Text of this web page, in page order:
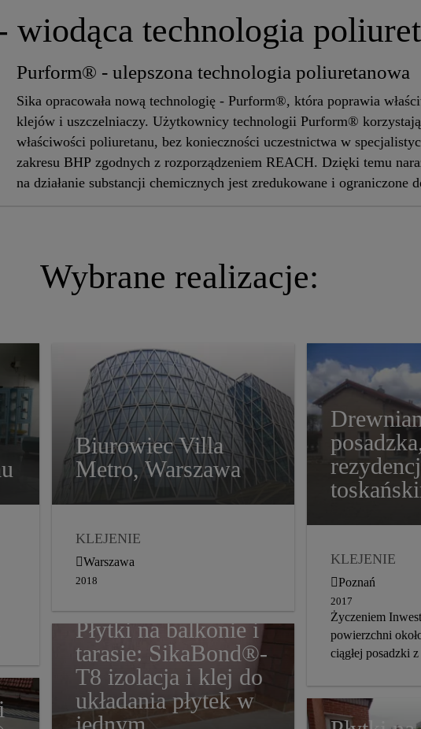
technologia
Purform® - ulepszona technologia poliuretanowa
Sika opracowała nową technologię - Purform®, która poprawia
klejów i uszczelniaczy. Użytkownicy technologii Purform®
właściwości poliuretanu, bez konieczności uczestnictwa w
zakresu BHP zgodnych z rozporządzeniem REACH. Dzięki temu
na działanie substancji chemicznych jest zredukowane i ograniczone
Wybrane realizacje:
Biurowiec Villa
Metro, Warszawa
KLEJENIE
USZCZELNIACZE
SILIKONOWE
FASADY I ELEWACJE
2018
PRZEMYSŁ
FASADY
Warszawa
2018
KLEJENIE
PODŁOGI
PARKIETY
Poznań
2017
Życzeniem
powierzchni
ciągłej posadzki
Płytki na balkonie i
tarasie: SikaBond®-
T8 izolacja i klej do
układania płytek w